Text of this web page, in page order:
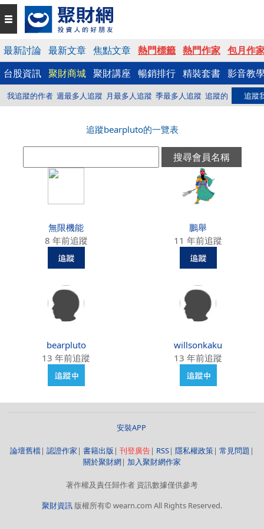
最新討論 最新文章 焦點文章 熱門標籤 熱門作家 包月作
台股資訊 聚財商城 聚財講座 暢銷排行 精裝套書 影音教
我追蹤的作者 週最多人追蹤 月最多人追蹤 季最多人追蹤 追蹤的 追蹤
追蹤bearpluto的一覽表
無限機能
8 年前追蹤
鵬舉
11 年前追蹤
bearpluto
13 年前追蹤
willsonkaku
13 年前追蹤
安裝APP
論壇舊檔| 認證作家 | 書籍出版 | 刊登廣告| RSS| 隱私權政策| 常見問題 |
關於聚財網| 加入聚財網作家
著作權及責任歸作者 資訊數據僅供參考
聚財資訊 版權所有© wearn.com All Rights Reserved.